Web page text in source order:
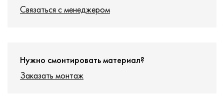
Связаться с менеджером
Нужно смонтировать материал?
Заказать монтаж